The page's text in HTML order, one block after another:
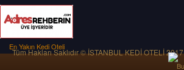
En Yakın Kedi Oteli
Tüm Hakları Saklıdır © İSTANBUL KEDİ OTELİ 2017